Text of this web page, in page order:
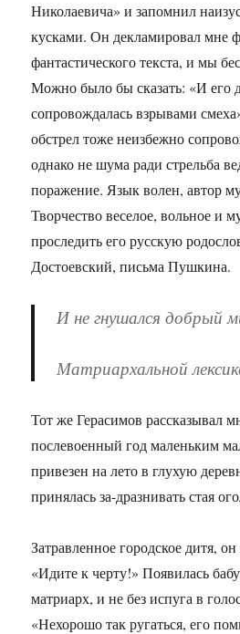
Николаевича» и запомнил
кусками. Он декламировал мне
фантастического текста, и мы
Можно было бы сказать: «И его
сопровождалась взрывами
обстрел тоже неизбежно
однако не шума ради стрельба
поражение. Язык волен, автор
Творчество веселое, вольное и
проследить его русскую
Достоевский, письма Пушкина.
И не гнушался добрый
Матриархальной
Тот же Герасимов рассказывал
послевоенный год маленьким
привезен на лето в глухую
принялась за-дразнивать стая
Затравленное городское дитя,
«Идите к черту!» Появилась
матриарх, и не без испуга в
«Нехорошо так ругаться, его